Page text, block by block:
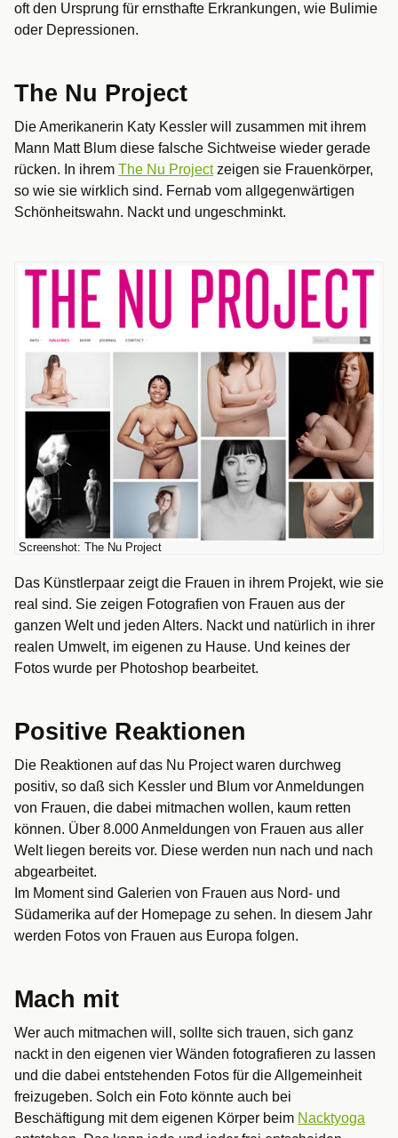
oft den Ursprung für ernsthafte Erkrankungen, wie Bulimie
oder Depressionen.
The Nu Project
Die Amerikanerin Katy Kessler will zusammen mit ihrem
Mann Matt Blum diese falsche Sichtweise wieder gerade
rücken. In ihrem The Nu Projectzeigen sie Frauenkörper,
so wie sie wirklich sind. Fernab vom allgegenwärtigen
Schönheitswahn. Nackt und ungeschminkt.
Screenshot: The Nu Project
Das Künstlerpaar zeigt die Frauen in ihrem Projekt, wie sie
real sind. Sie zeigen Fotografien von Frauen aus der
ganzen Welt und jeden Alters. Nackt und natürlich in ihrer
realen Umwelt, im eigenen zu Hause. Und keines der
Fotos wurde per Photoshop bearbeitet.
Positive Reaktionen
Die Reaktionen auf das Nu Project waren durchweg
positiv, so daß sich Kessler und Blum vor Anmeldungen
von Frauen, die dabei mitmachen wollen, kaum retten
können. Über 8.000 Anmeldungen von Frauen aus aller
Welt liegen bereits vor. Diese werden nun nach und nach
abgearbeitet.
Im Moment sind Galerien von Frauen aus Nord- und
Südamerika auf der Homepage zu sehen. In diesem Jahr
werden Fotos von Frauen aus Europa folgen.
Mach mit
Wer auch mitmachen will, sollte sich trauen, sich ganz
nackt in den eigenen vier Wänden fotografieren zu lassen
und die dabei entstehenden Fotos für die Allgemeinheit
freizugeben. Solch ein Foto könnte auch bei
Beschäftigung mit dem eigenen Körper beim Nacktyoga